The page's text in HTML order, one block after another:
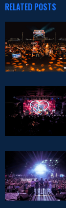
RELATED POSTS